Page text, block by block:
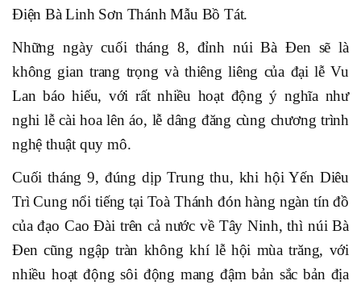
Điện Bà Linh Sơn Thánh Mẫu Bồ Tát.
Những ngày cuối tháng 8, đỉnh núi Bà Đen sẽ là
không gian trang trọng và thiêng liêng của đại lễ Vu
Lan báo hiếu, với rất nhiều hoạt động ý nghĩa như
nghi lễ cài hoa lên áo, lễ dâng đăng cùng chương trình
nghệ thuật quy mô.
Cuối tháng 9, đúng dịp Trung thu, khi hội Yến Diêu
Trì Cung nổi tiếng tại Toà Thánh đón hàng ngàn tín đồ
của đạo Cao Đài trên cả nước về Tây Ninh, thì núi Bà
Đen cũng ngập tràn không khí lễ hội mùa trăng, với
nhiều hoạt động sôi động mang đậm bản sắc bản địa